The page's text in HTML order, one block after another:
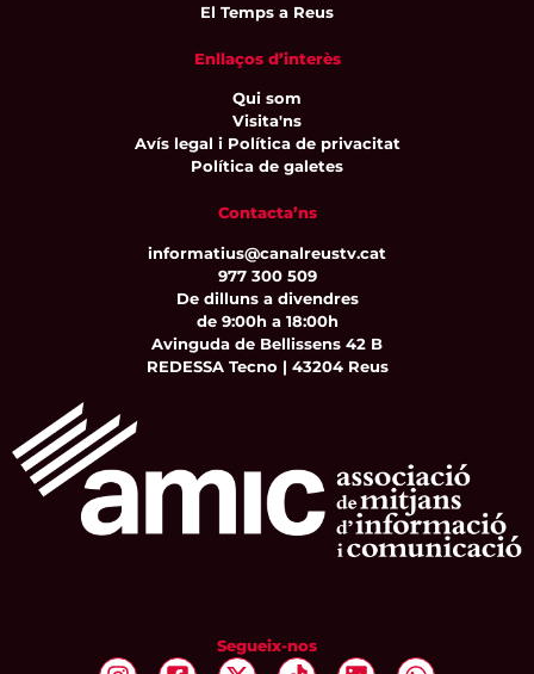
El Temps a Reus
Enllaços d’interès
Qui som
Visita'ns
Avís legal i Política de privacitat
Política de galetes
Contacta’ns
informatius@canalreustv.cat
977 300 509
De dilluns a divendres
de 9:00h a 18:00h
Avinguda de Bellissens 42 B
REDESSA Tecno | 43204 Reus
Segueix-nos